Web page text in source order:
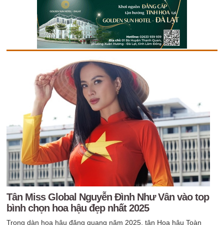
Tân Miss Global Nguyễn Đình Như Vân vào top
bình chọn hoa hậu đẹp nhất 2025
Trong dàn hoa hậu đăng quang năm 2025, tân Hoa hậu Toàn